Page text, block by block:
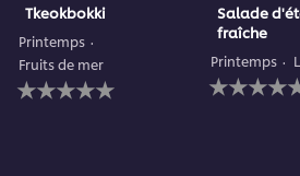
Tkeokbokki
Printemps
Fruits de mer
Aucune
évaluation
Salade
fraîche
Printemps
Aucune
évaluation